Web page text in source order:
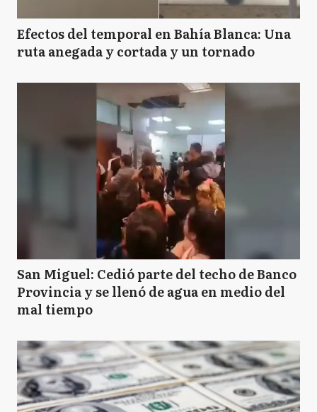
Efectos del temporal en Bahía Blanca: Una
ruta anegada y cortada y un tornado
San Miguel: Cedió parte del techo de Banco
Provincia y se llenó de agua en medio del
mal tiempo